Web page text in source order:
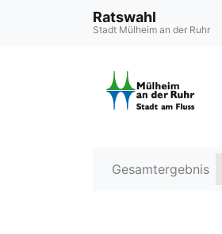
Ratswahl
Stadt Mülheim an der Ruhr
Gesamtergebnis